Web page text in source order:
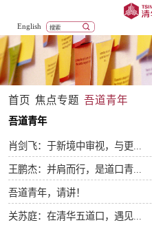
English
首页 焦点专题 吾道青年
吾道青年
肖剑飞：于新境中审视，与更...
王鹏杰：并肩而行，是道口青...
吾道青年，请讲！
关苏庭：在清华五道口，遇见...